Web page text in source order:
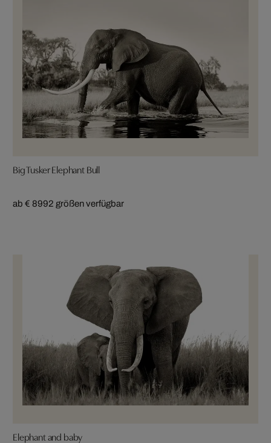
Big Tusker Elephant Bull
ab € 8992 größen verfügbar
Elephant and baby